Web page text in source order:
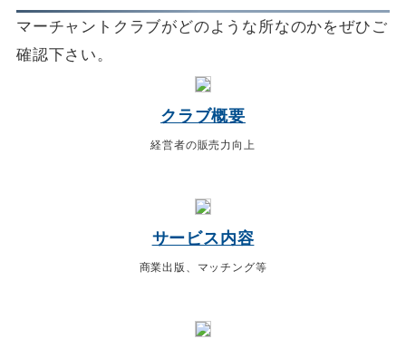
マーチャントクラブがどのような所なのかをぜひご
確認下さい。
クラブ概要
経営者の販売力向上
サービス内容
商業出版、マッチング等